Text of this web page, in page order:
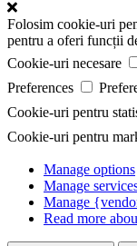
Folosim cookie-uri
pentru a oferi funcții
Cookie-uri necesare
Preferences
Cookie-uri pentru
Cookie-uri pentru
Manage options
Manage
Manage
Read more